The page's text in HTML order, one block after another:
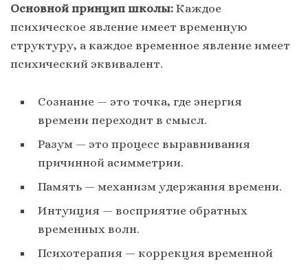
Основной принцип школы: Каждое
психическое явление имеет временную
структуру, а каждое временное явление имеет
психический эквивалент.
Сознание — это точка, где энергия
времени переходит в смысл.
Разум — это процесс выравнивания
причинной асимметрии.
Память — механизм удержания времени.
Интуиция — восприятие обратных
временных волн.
Психотерапия — коррекция временной